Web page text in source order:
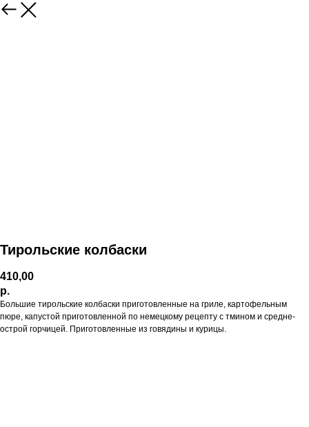
Тирольские колбаски
410,00
р.
Большие тирольские колбаски приготовленные на гриле, картофельным
пюре, капустой приготовленной по немецкому рецепту с тмином и средне-
острой горчицей. Приготовленные из говядины и курицы.